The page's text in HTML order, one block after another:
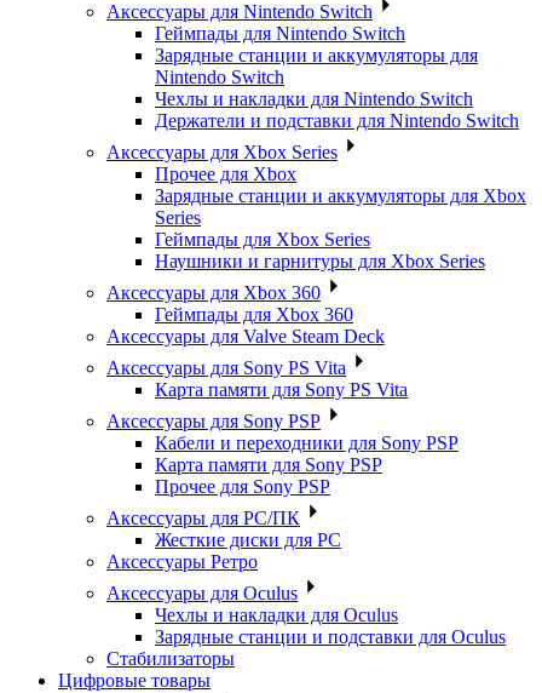
Аксессуары для Nintendo Switch
Геймпады для Nintendo Switch
Зарядные станции и аккумуляторы для
Nintendo Switch
Чехлы и накладки для Nintendo Switch
Держатели и подставки для Nintendo Switch
Аксессуары для Xbox Series
Прочее для Xbox
Зарядные станции и аккумуляторы для Xbox
Series
Геймпады для Xbox Series
Наушники и гарнитуры для Xbox Series
Аксессуары для Xbox 360
Геймпады для Xbox 360
Аксессуары для Valve Steam Deck
Аксессуары для Sony PS Vita
Карта памяти для Sony PS Vita
Аксессуары для Sony PSP
Кабели и переходники для Sony PSP
Карта памяти для Sony PSP
Прочее для Sony PSP
Аксессуары для PC/ПК
Жесткие диски для PC
Аксессуары Ретро
Аксессуары для Oculus
Чехлы и накладки для Oculus
Зарядные станции и подставки для Oculus
Стабилизаторы
Цифровые товары